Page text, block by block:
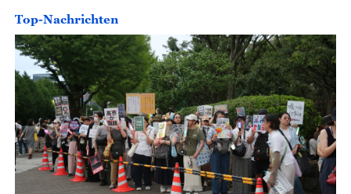
i
d
e
o
Top-Nachrichten